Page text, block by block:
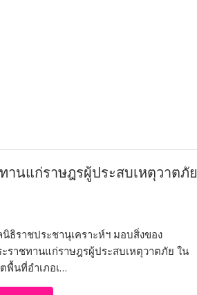
านแก่ราษฎรผู้ประสบเหตุวาตภัย
นิธิราชประชานุเคราะห์ฯ มอบสิ่งของ
ราชทานแก่ราษฎรผู้ประสบเหตุวาตภัย ใน
พื้นที่อำเภอเ…